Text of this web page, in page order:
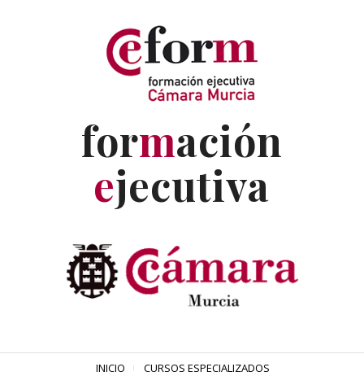
formación
ejecutiva
INICIO
CURSOS ESPECIALIZADOS